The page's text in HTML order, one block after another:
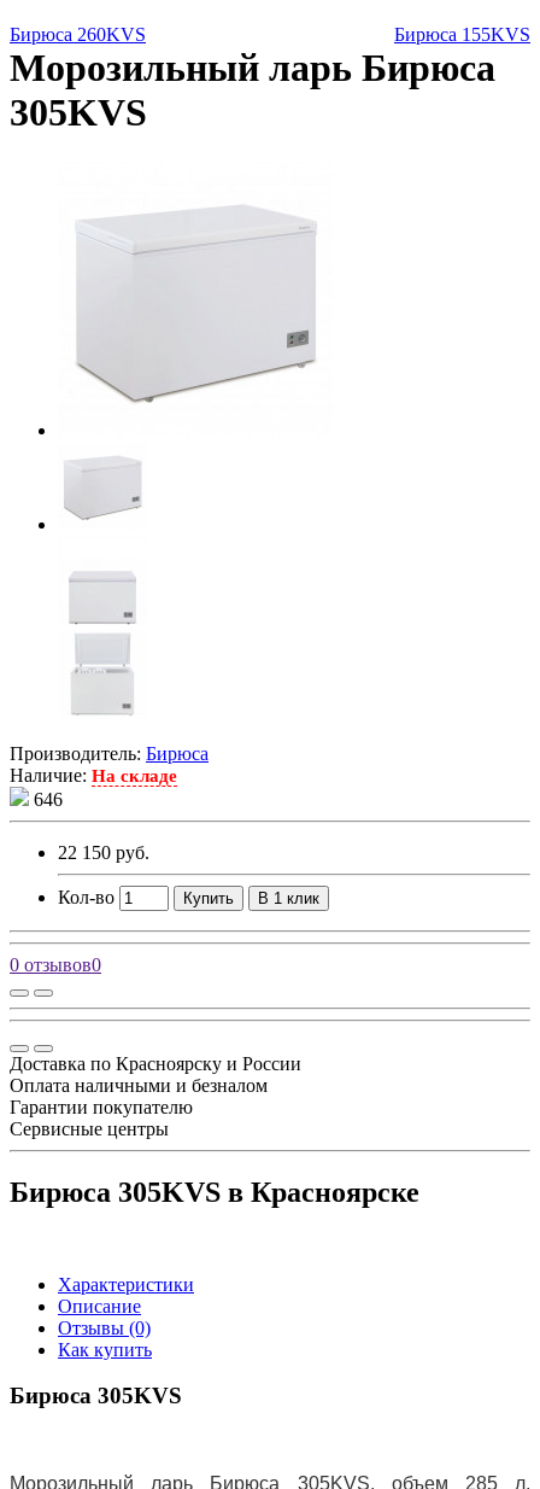
Бирюса 260KVS Бирюса 155KVS
Морозильный ларь Бирюса
305KVS
Производитель: Бирюса
Наличие: На складе
646
22 150 руб.
Кол-во Купить В 1 клик
0 отзывов0
Доставка по Красноярску и России
Оплата наличными и безналом
Гарантии покупателю
Сервисные центры
Бирюса 305KVS в Красноярске
Характеристики
Описание
Отзывы (0)
Как купить
Бирюса 305KVS
Морозильный ларь Бирюса 305KVS, объем 285 л,